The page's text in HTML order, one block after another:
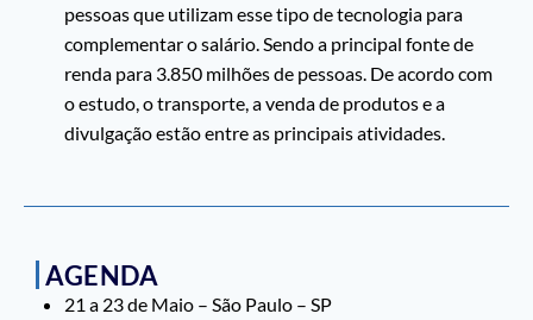
pessoas que utilizam esse tipo de tecnologia para
complementar o salário. Sendo a principal fonte de
renda para 3.850 milhões de pessoas. De acordo com
o estudo, o transporte, a venda de produtos e a
divulgação estão entre as principais atividades.
AGENDA
21 a 23 de Maio – São Paulo – SP